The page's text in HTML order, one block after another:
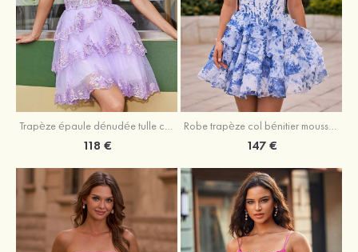
Trapèze épaule dénudée tulle courte/mini robe de fête de la rentrée avec paillettes
118 €
Robe trapèze col bénitier mousseline courte/mini robe de fête de la rentrée avec appliqué
147 €